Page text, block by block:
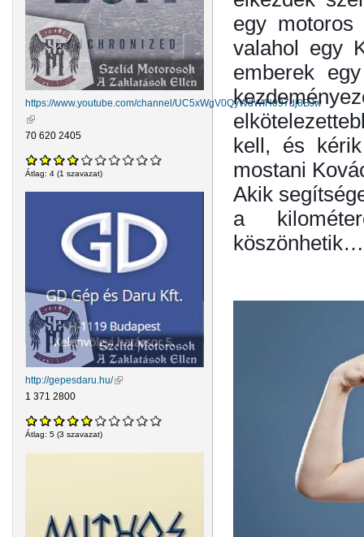
https://www.youtube.com/channel/UC5xWgV0QyWdWfH097dj8BJw
(külső hivatkozás)
70 620 2405
Átlag: 4 (1 szavazat)
http://gepesdaru.hu/(külső hivatkozás)
1 371 2800
Átlag: 5 (3 szavazat)
egy motoros
valahol egy
emberek
kell, és
mostani
Akik
a